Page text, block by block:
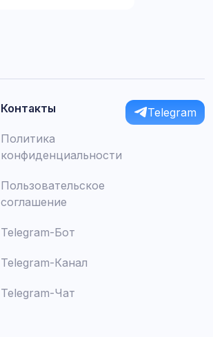
Контакты
Политика
конфиденциальности
Пользовательское
соглашение
Telegram-Бот
Telegram-Канал
Telegram-Чат
Telegram